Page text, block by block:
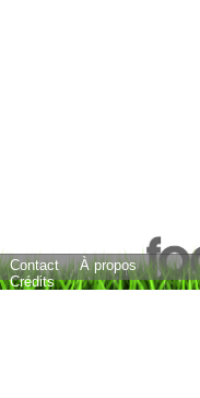
Brahim Díaz
Contact
À propos
Crédits